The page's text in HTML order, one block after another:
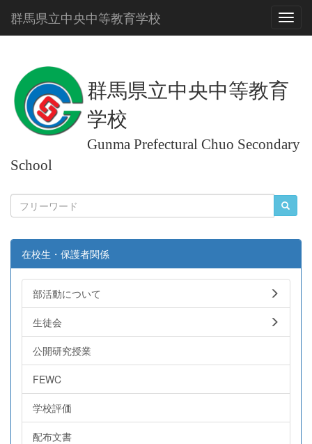
群馬県立中央中等教育学校
群馬県立中央中等教育
学校
Gunma Prefectural Chuo Secondary
School
在校生・保護者関係
部活動について
生徒会
公開研究授業
FEWC
学校評価
配布文書